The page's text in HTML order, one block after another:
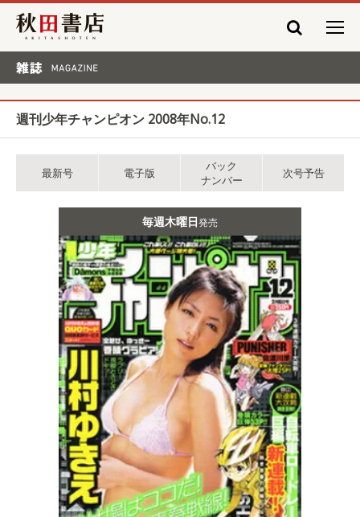
秋田書店
週刊少年チャンピオン 2008年No.12
最新号 電子版
バック
ナンバー
次号予告
毎週木曜日発売